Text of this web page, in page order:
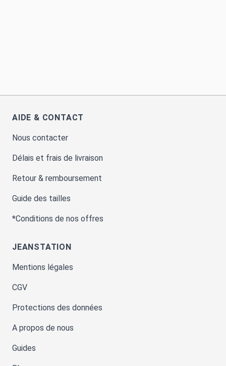
AIDE & CONTACT
Nous contacter
Délais et frais de livraison
Retour & remboursement
Guide des tailles
*Conditions de nos offres
JEANSTATION
Mentions légales
CGV
Protections des données
A propos de nous
Guides